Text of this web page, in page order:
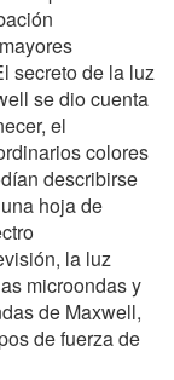
secreto de la luz
se dio cuenta
el
colores
describirse
hoja de
la luz
microondas y
de Maxwell,
de fuerza de